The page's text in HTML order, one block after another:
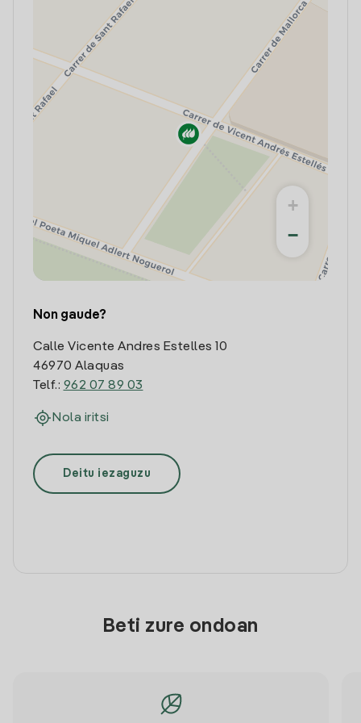
+
−
Non gaude?
Calle Vicente Andres Estelles 10
46970 Alaquas
Telf.: 962 07 89 03
Nola iritsi
Deitu iezaguzu
Beti zure ondoan